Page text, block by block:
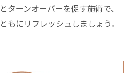
ターンオーバーを促す施術で、
もにリフレッシュしましょう。